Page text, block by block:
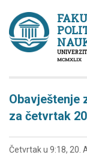
MCMXLIX
Obavještenje
za četvrtak
Četvrtak u 9:18, 20.